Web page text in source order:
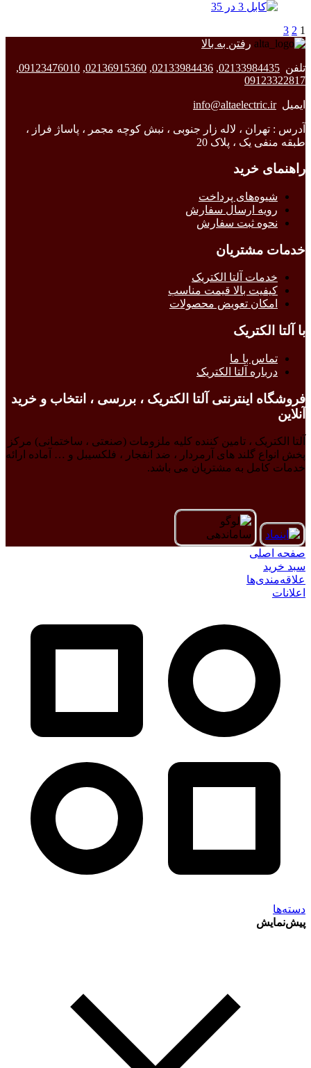
1
2
3
رفتن به بالا
تلفن 02133984435
,
02133984436
,
02136915360
,
09123476010
,
09123322817
ایمیلinfo@altaelectric.ir
آدرس : تهران ، لاله زار جنوبی ، نبش کوچه مجمر ، پاساژ فراز ،
طبقه منفی یک ، پلاک 20
راهنمای خرید
شیوه‌های پرداخت
رویه ارسال سفارش
نحوه ثبت سفارش
خدمات مشتریان
خدمات آلتا الکتریک
کیفیت بالا قیمت مناسب
امکان تعویض محصولات
با آلتا الکتریک
تماس با ما
درباره آلتا الکتریک
فروشگاه اینترنتی آلتا الکتریک ، بررسی ، انتخاب و خرید
آنلاین
آلتا الکتریک ، تامین کننده کلیه ملزومات (صنعتی ، ساختمانی) مرکز
پخش انواع گلند های آرمردار ، ضد انفجار ، فلکسیبل و … آماده ارائه
خدمات کامل به مشتریان می باشد.
صفحه اصلی
سبد خرید
علاقه‌مندی‌ها
اعلانات
دسته‌ها
پیش‌نمایش